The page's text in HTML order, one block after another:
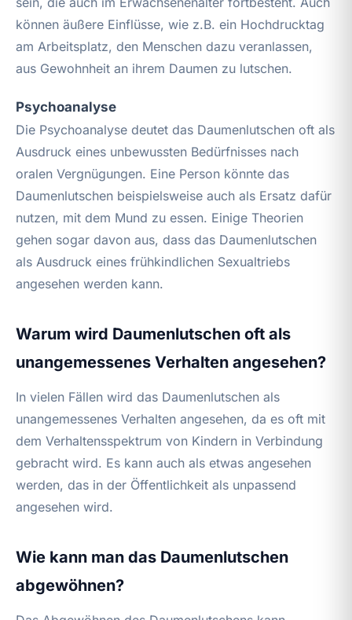
können äußere Einflüsse, wie z.B. ein Hochdrucktag
am Arbeitsplatz, den Menschen dazu veranlassen,
aus Gewohnheit an ihrem Daumen zu lutschen.
Psychoanalyse
Die Psychoanalyse deutet das Daumenlutschen oft als
Ausdruck eines unbewussten Bedürfnisses nach
oralen Vergnügungen. Eine Person könnte das
Daumenlutschen beispielsweise auch als Ersatz dafür
nutzen, mit dem Mund zu essen. Einige Theorien
gehen sogar davon aus, dass das Daumenlutschen
als Ausdruck eines frühkindlichen Sexualtriebs
angesehen werden kann.
Warum wird Daumenlutschen oft als
unangemessenes Verhalten angesehen?
In vielen Fällen wird das Daumenlutschen als
unangemessenes Verhalten angesehen, da es oft mit
dem Verhaltensspektrum von Kindern in Verbindung
gebracht wird. Es kann auch als etwas angesehen
werden, das in der Öffentlichkeit als unpassend
angesehen wird.
Wie kann man das Daumenlutschen
abgewöhnen?